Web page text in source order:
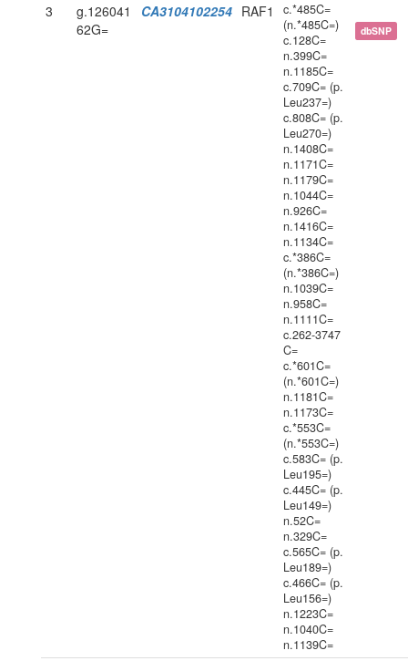
3
g.126041
62G=
CA3104102254 RAF1
c.*485C=
(n.*485C=)
c.128C=
n.399C=
n.1185C=
c.709C= (p.
Leu237=)
c.808C= (p.
Leu270=)
n.1408C=
n.1171C=
n.1179C=
n.1044C=
n.926C=
n.1416C=
n.1134C=
c.*386C=
(n.*386C=)
n.1039C=
n.958C=
n.1111C=
c.262-3747
C=
c.*601C=
(n.*601C=)
n.1181C=
n.1173C=
c.*553C=
(n.*553C=)
c.583C= (p.
Leu195=)
c.445C= (p.
Leu149=)
n.52C=
n.329C=
c.565C= (p.
Leu189=)
c.466C= (p.
Leu156=)
n.1223C=
n.1040C=
n.1139C=
dbSNP